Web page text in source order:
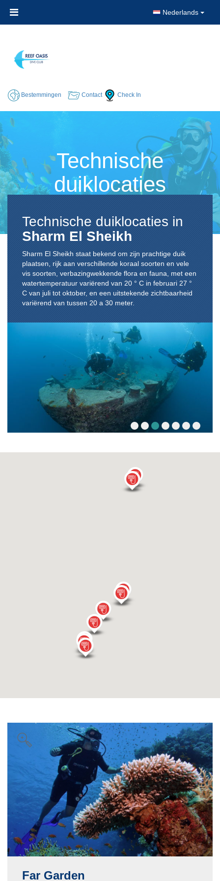
Nederlands
Bestemmingen Contact Check In
Technische
duiklocaties
Technische duiklocaties in
Sharm El Sheikh
Sharm El Sheikh staat bekend om zijn prachtige duik
plaatsen, rijk aan verschillende koraal soorten en vele
vis soorten, verbazingwekkende flora en fauna, met een
watertemperatuur variërend van 20 ° C in februari 27 °
C van juli tot oktober, en een uitstekende zichtbaarheid
variërend van tussen 20 a 30 meter.
Far Garden